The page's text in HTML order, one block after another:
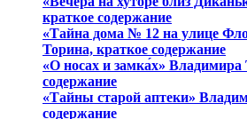
краткое содержание
«Тайна дома № 12 на улице
Торина, краткое содержание
«О носах и замка́х» Владимира
содержание
«Тайны старой аптеки»
содержание